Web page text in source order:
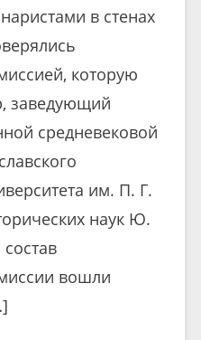
в стенах
которую
заведующий
средневековой
им. П. Г.
наук Ю.
вошли